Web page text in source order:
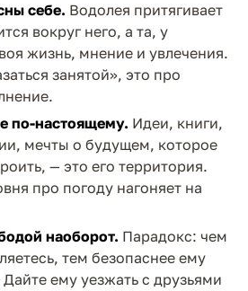
себе. Водолея притягивает
вокруг него, а та, у
жизнь, мнение и увлечения.
занятой», это про
по-настоящему. Идеи, книги,
мечты о будущем, которое
— это его территория.
про погоду нагоняет на
наоборот. Парадокс: чем
тем безопаснее ему
ему уезжать с друзьями